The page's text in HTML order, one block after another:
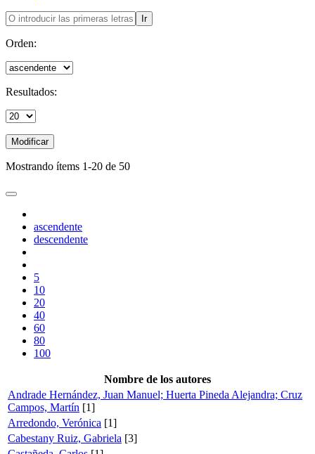
Ir
Orden:
Resultados:
Modificar
Mostrando ítems 1-20 de 50
ascendente
descendente
5
10
20
40
60
80
100
Nombre de los autores
Andrade Hernández, Juan Manuel; Huerta Pineda Alejandra; Cruz
Campos, Martín [1]
Arredondo, Verónica [1]
Cabestany Ruiz, Gabriela [3]